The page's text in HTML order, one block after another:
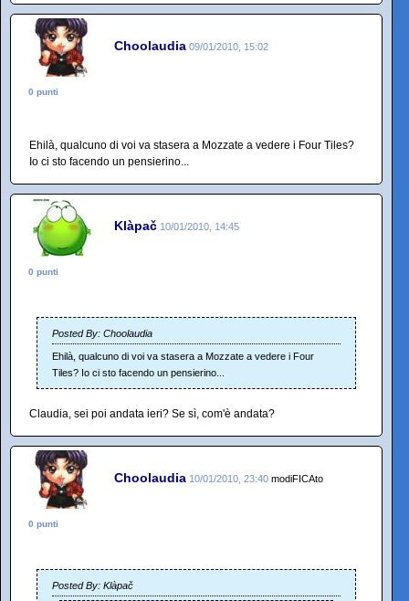
Choolaudia 09/01/2010, 15:02
0 punti
Ehilà, qualcuno di voi va stasera a Mozzate a vedere i Four Tiles?
Io ci sto facendo un pensierino...
Klàpač 10/01/2010, 14:45
0 punti
Posted By: Choolaudia
Ehilà, qualcuno di voi va stasera a Mozzate a vedere i Four
Tiles? Io ci sto facendo un pensierino...
Claudia, sei poi andata ieri? Se sì, com'è andata?
Choolaudia 10/01/2010, 23:40 modiFICAto
0 punti
Posted By: Klàpač